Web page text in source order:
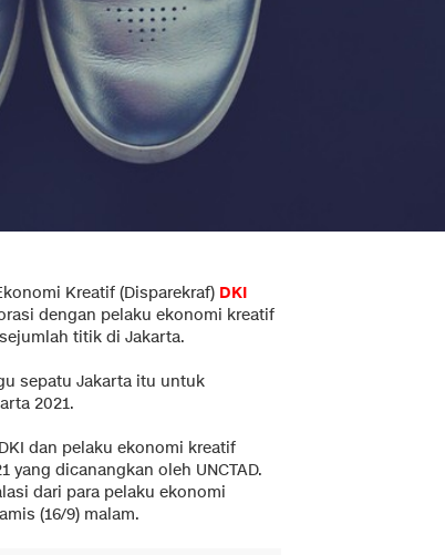
Kreatif (Disparekraf) DKI
dengan pelaku ekonomi kreatif
titik di Jakarta.
sepatu Jakarta itu untuk
2021.
dan pelaku ekonomi kreatif
yang dicanangkan oleh UNCTAD.
dari para pelaku ekonomi
(16/9) malam.